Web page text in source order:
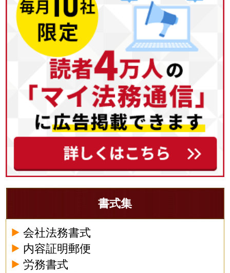
書式集
会社法務書式
内容証明郵便
労務書式